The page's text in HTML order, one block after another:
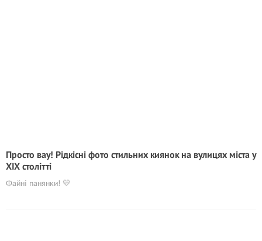
Просто вау! Рідкісні фото стильних киянок на вулицях міста у
ХІХ столітті
Файні панянки! 💛